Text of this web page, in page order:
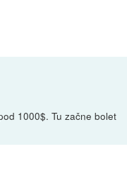
1000$. Tu začne bolet